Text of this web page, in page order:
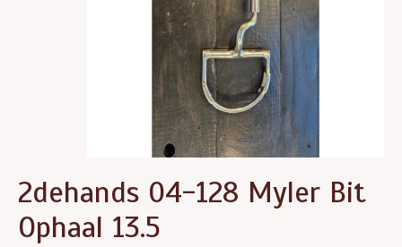
2dehands 04-128 Myler Bit
Ophaal 13.5